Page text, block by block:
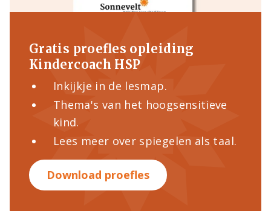
Gratis proefles opleiding
Kindercoach HSP
Inkijkje in de lesmap.
Thema's van het hoogsensitieve
kind.
Lees meer over spiegelen als taal.
Download proefles